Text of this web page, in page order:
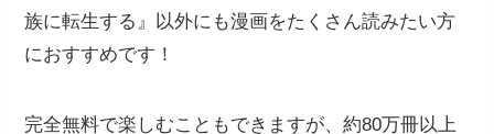
族に転生する』以外にも漫画をたくさん読みたい方
におすすめです！
完全無料で楽しむこともできますが、約80万冊以上